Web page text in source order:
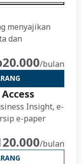
menyajikan
dan
/bulan
Insight, e-
e-paper
/bulan